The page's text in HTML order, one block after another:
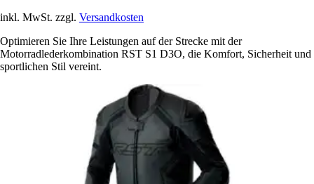
inkl. MwSt. zzgl. Versandkosten
Optimieren Sie Ihre Leistungen auf der Strecke mit der
Motorradlederkombination RST S1 D3O, die Komfort, Sicherheit und
sportlichen Stil vereint.